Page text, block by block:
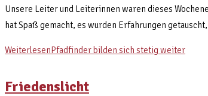
Unsere Leiter und Leiterinnen waren dieses
hat Spaß gemacht, es wurden Erfahrungen
WeiterlesenPfadfinder bilden sich stetig weiter
Friedenslicht